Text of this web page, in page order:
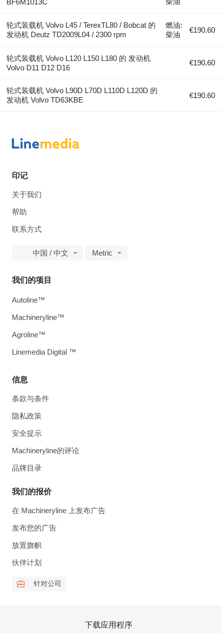
轮式装载机 Volvo L45 / TerexTL80 / Bobcat 的
发动机 Deutz TD2009L04 / 2300 rpm
燃油:
柴油
€190.60
轮式装载机 Volvo L120 L150 L180 的 发动机
Volvo D11 D12 D16
€190.60
轮式装载机 Volvo L90D L70D L110D L120D 的
发动机 Volvo TD63KBE
€190.60
印记
关于我们
帮助
联系方式
中国 / 中文 Metric
信息
条款与条件
隐私政策
安全提示
Machineryline的评论
品牌目录
我们的报价
在 Machineryline 上发布广告
发布您的广告
放置旗帜
伙伴计划
针对公司
我们的项目
Autoline™
Machineryline™
Agroline™
Linemedia Digital ™
下载应用程序